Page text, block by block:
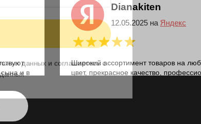
сына и в
Dianakiten
Широкий ассортимент товаров на
цвет, прекрасное качество,
12.05.2025 на Яндекс
данных и соглашаетесь c